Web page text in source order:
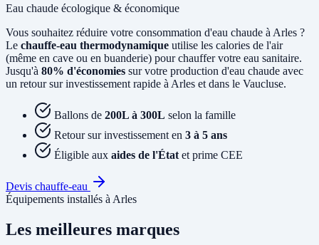
Eau chaude écologique & économique
Vous souhaitez réduire votre consommation d'eau chaude à Arles ?
Le chauffe-eau thermodynamique utilise les calories de l'air
(même en cave ou en buanderie) pour chauffer votre eau sanitaire.
Jusqu'à 80% d'économies sur votre production d'eau chaude avec
un retour sur investissement rapide à Arles et dans le Vaucluse.
Ballons de 200L à 300L selon la famille
Retour sur investissement en 3 à 5 ans
Éligible aux aides de l'État et prime CEE
Devis chauffe-eau
Équipements installés à Arles
Les meilleures marques